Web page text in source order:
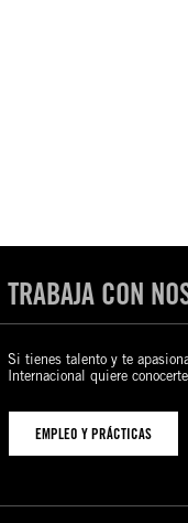
TRABAJA CON
Si tienes talento y te
Internacional quiere
EMPLEO Y PRÁCTICAS